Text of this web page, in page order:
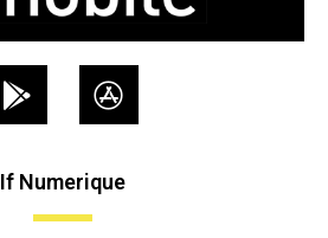
If Numerique